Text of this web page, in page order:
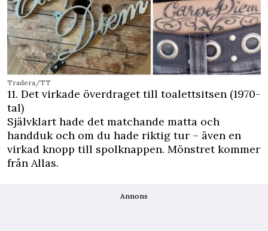
Tradera/TT
11. Det virkade överdraget till toalettsitsen (1970-
tal)
Självklart hade det matchande matta och
handduk och om du hade riktig tur – även en
virkad knopp till spolknappen. Mönstret kommer
från Allas.
Annons